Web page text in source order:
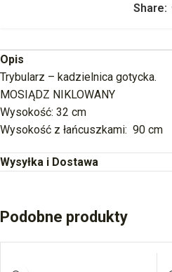
Share:
Opis
Trybularz – kadzielnica gotycka.
MOSIĄDZ NIKLOWANY
Wysokość: 32 cm
Wysokość z łańcuszkami: 90 cm
Wysyłka i Dostawa
Podobne produkty